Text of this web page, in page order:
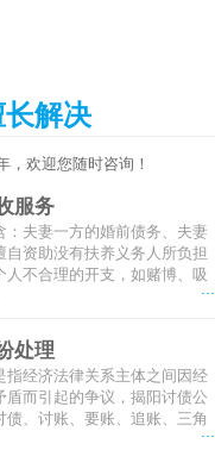
解决
，欢迎您随时咨询！
服务
：夫妻一方的婚前债务、夫妻
自资助没有扶养义务人所负担
人不合理的开支，如赌博、吸
处理
指经济法律关系主体之间因经
盾而引起的争议，揭阳讨债公
债、讨账、要账、追账、三角
...